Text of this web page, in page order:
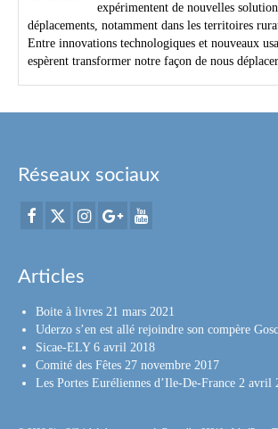
expérimentent de nouvelles
déplacements, notamment dans les territoires
Entre innovations technologiques et nouveaux
espèrent transformer notre façon de nous
Réseaux sociaux
Articles
Boite à livres 21 mars 2021
Uderzo s’en est allé rejoindre son compère
Sicae-ELY 6 avril 2018
Comité des Fêtes 27 novembre 2017
Les Portes Euréliennes d’Ile-De-France 2 avril